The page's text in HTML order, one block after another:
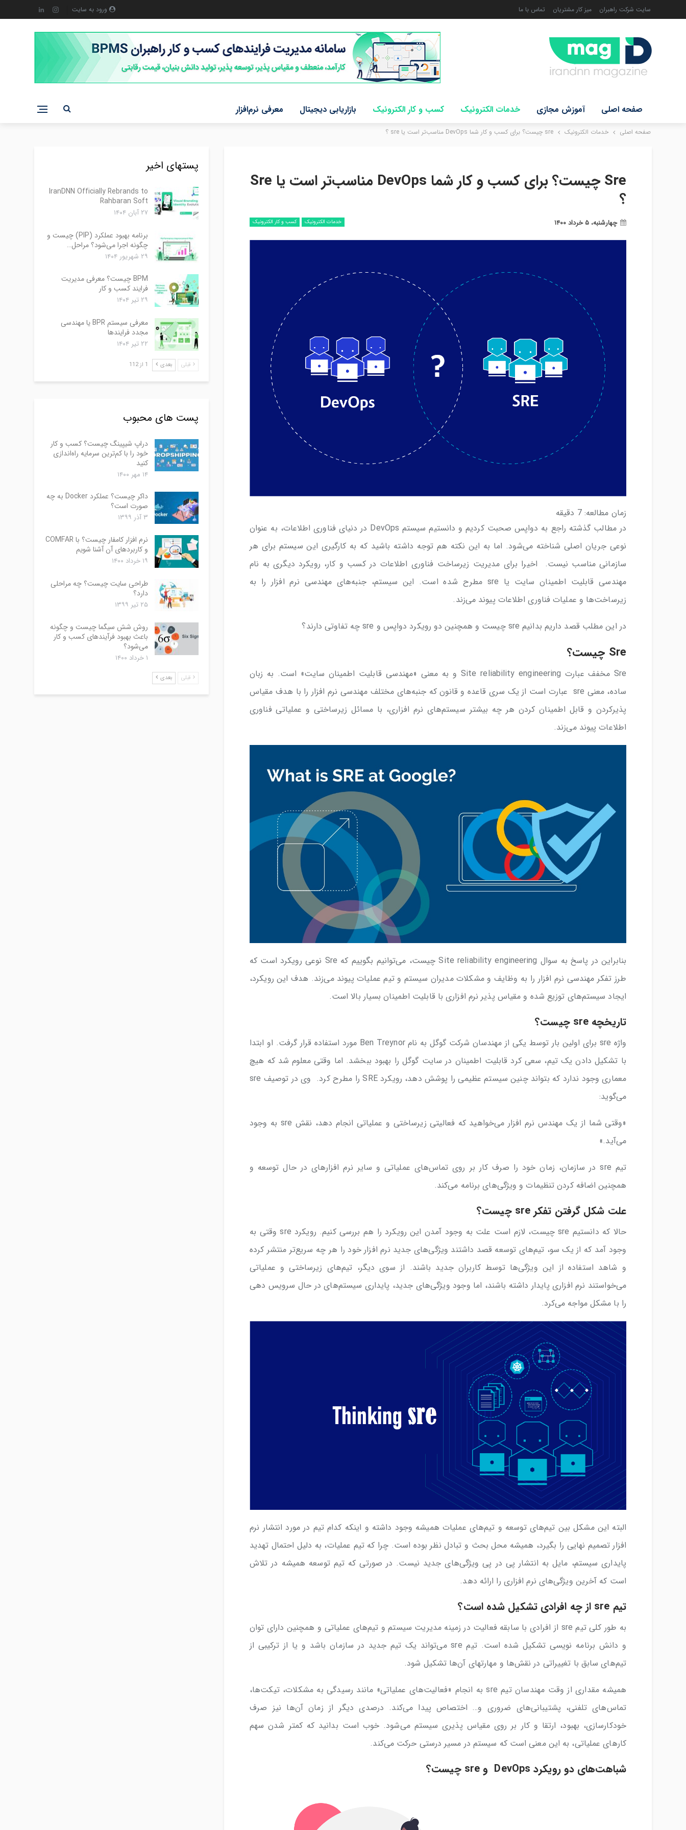
ورود به سایت سایت شرکت راهبران میز کار مشتریان تماس با ما
صفحه اصلی آموزش مجازی خدمات الکترونیک کسب و کار الکترونیک بازاریابی دیجیتال معرفی نرم‌افزار
صفحه اصلی خدمات الکترونیک sre چیست؟ برای کسب و کار شما DevOps مناسب‌تر است یا sre ؟
Sre چیست؟ برای کسب و کار شما DevOps مناسب‌تر است یا Sre
؟
خدمات الکترونیک کسب و کار الکترونیک چهارشنبه، ۵ خرداد ۱۴۰۰
زمان مطالعه: 7 دقیقه
در مطالب گذشته راجع به دواپس صحبت کردیم و دانستیم سیستم DevOps در دنیای فناوری اطلاعات، به عنوان
نوعی جریان اصلی شناخته می‌شود. اما به این نکته هم توجه داشته باشید که به کارگیری این سیستم برای هر
سازمانی مناسب نیست. اخیرا برای مدیریت زیرساخت فناوری اطلاعات در کسب و کار، رویکرد دیگری به نام
مهندسی قابلیت اطمینان سایت یا sre مطرح شده است. این سیستم، جنبه‌های مهندسی نرم افزار را به
زیرساخت‌ها و عملیات فناوری اطلاعات پیوند می‌زند.
در این مطلب قصد داریم بدانیم sre چیست و همچنین دو رویکرد دواپس و sre چه تفاوتی دارند؟
Sre چیست؟
Sre مخفف عبارت Site reliability engineering و به معنی «مهندسی قابلیت اطمینان سایت» است. به زبان
ساده، معنی sre عبارت است از یک سری قاعده و قانون که جنبه‌های مختلف مهندسی نرم افزار را با هدف مقیاس
پذیرکردن و قابل اطمینان‌ کردن هر چه بیشتر سیستم‌های نرم افزاری، با مسائل زیرساختی و عملیاتی فناوری
اطلاعات پیوند می‌زند.
بنابراین در پاسخ به سوال Site reliability engineering چیست، می‌توانیم بگوییم که Sre نوعی رویکرد است که
طرز تفکر مهندسی نرم افزار را به وظایف و مشکلات مدیران سیستم و تیم عملیات پیوند می‌زند. هدف این رویکرد،
ایجاد سیستم‌های توزیع شده و مقیاس پذیر نرم افزاری با قابلیت اطمینان بسیار بالا است.
تاریخچه sre چیست؟
واژه sre برای اولین بار توسط یکی از مهندسان شرکت گوگل به نام Ben Treynor مورد استفاده قرار گرفت. او ابتدا
با تشکیل دادن یک تیم، سعی کرد قابلیت اطمینان در سایت گوگل را بهبود ببخشد. اما وقتی معلوم شد که هیچ
معماری وجود ندارد که بتواند چنین سیستم عظیمی را پوشش دهد، رویکرد SRE را مطرح کرد. وی در توصیف sre
می‌گوید:
«وقتی شما از یک مهندس نرم افزار می‌خواهید که فعالیتی زیرساختی و عملیاتی انجام دهد، نقش sre به وجود
می‌آید.»
تیم sre در سازمان، زمان خود را صرف کار بر روی تماس‌های عملیاتی و سایر نرم افزارهای در حال توسعه و
همچنین اضافه کردن تنظیمات و ویژگی‌های برنامه می‌کند.
علت شکل گرفتن تفکر sre چیست؟
حالا که دانستیم sre چیست، لازم است علت به وجود آمدن این رویکرد را هم بررسی کنیم. رویکرد sre وقتی به
وجود آمد که از یک سو، تیم‌های توسعه قصد داشتند ویژگی‌های جدید نرم افزار خود را هر چه سریع‌تر منتشر کرده
و شاهد استفاده از این ویژگی‌ها توسط کاربران جدید باشند. از سوی دیگر، تیم‌های زیرساختی و عملیاتی
می‌خواستند نرم افزاری پایدار داشته باشند، اما وجود ویژگی‌های جدید، پایداری سیستم‌های در حال سرویس دهی
را با مشکل مواجه می‌کرد.
البته این مشکل بین تیم‌های توسعه و تیم‌های عملیات همیشه وجود داشته و اینکه کدام تیم در مورد انتشار نرم
افزار تصمیم نهایی را بگیرد، همیشه محل بحث و تبادل نظر بوده است. چرا که تیم عملیات، به دلیل احتمال تهدید
پایداری سیستم، مایل به انتشار پی در پی ویژگی‌های جدید نیست. در صورتی که تیم توسعه همیشه در تلاش
است که آخرین ویژگی‌های نرم افزاری را ارائه دهد.
تیم sre از چه افرادی تشکیل شده است؟
به طور کلی تیم sre از افرادی با سابقه فعالیت در زمینه مدیریت سیستم و تیم‌های عملیاتی و همچنین دارای توان
و دانش برنامه نویسی تشکیل شده است. تیم sre می‌تواند یک تیم جدید در سازمان باشد و یا از ترکیبی از
تیم‌های سابق با تغییراتی در نقش‌ها و مهارتهای آن‌ها تشکیل شود.
همیشه مقداری از وقت مهندسان تیم sre به انجام «فعالیت‌های عملیاتی» مانند رسیدگی به مشکلات، تیکت‌ها،
تماس‌های تلفنی، پشتیبانی‌های ضروری و… اختصاص پیدا می‌کند. درصدی دیگر از زمان آن‌ها نیز صرف
خودکارسازی، بهبود، ارتقا و کار بر روی مقیاس پذیری سیستم می‌شود. خوب است بدانید که کمتر شدن سهم
کارهای عملیاتی، به این معنی است که سیستم در مسیر درستی حرکت می‌کند.
شباهت‌های دو رویکرد DevOps و sre چیست؟
پستهای اخیر
IranDNN Officially Rebrands to
Rahbaran Soft
۲۷ آبان ۱۴۰۴
برنامه بهبود عملکرد (PIP) چیست و
چگونه اجرا می‌شود؟ مراحل…
۲۹ شهریور ۱۴۰۴
BPM چیست؟ معرفی مدیریت
فرایند کسب و کار
۲۹ تیر ۱۴۰۴
معرفی سیستم BPR یا مهندسی
مجدد فرایندها
۲۲ تیر ۱۴۰۴
قبلی بعدی 1 از 112
پست های محبوب
دراپ شیپینگ چیست؟ کسب و کار
خود را با کم‌ترین سرمایه راه‌اندازی
کنید
۱۴ مهر ۱۴۰۰
داکر چیست؟ عملکرد Docker به چه
صورت است؟
۳ آذر ۱۳۹۹
نرم افزار کامفار چیست؟ با COMFAR
و کاربردهای آن آشنا شویم
۱۹ خرداد ۱۴۰۰
طراحی سایت چیست؟ چه مراحلی
دارد؟
۲۵ تیر ۱۳۹۹
روش شش سیگما چیست و چگونه
باعث بهبود فرآیندهای کسب و کار
می‌شود؟
۱ خرداد ۱۴۰۰
قبلی بعدی